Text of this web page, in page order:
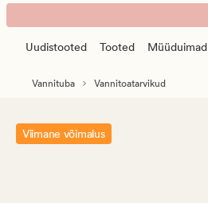
Cera
seebialus
banner.
PressUudistooted Tooted Müüduimad
Vannituba Vannitoatarvikud
Viimane võimalus